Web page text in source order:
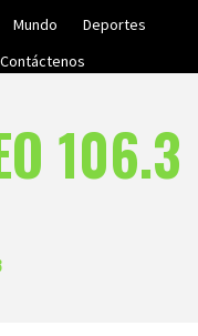
Mundo
Deportes
Contáctenos
106.3